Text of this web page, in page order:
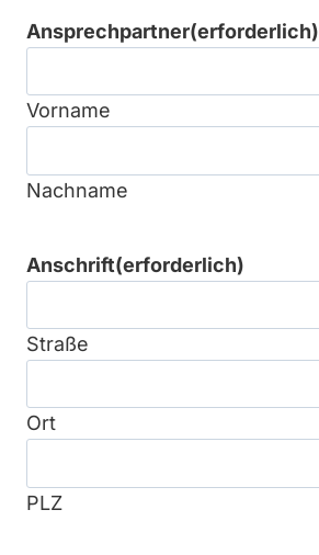
Ansprechpartner(erforderlich)
Vorname
Nachname
Anschrift(erforderlich)
Straße
Ort
PLZ